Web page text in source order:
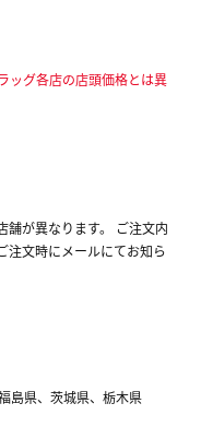
ッグ各店の店頭価格とは異
舗が異なります。 ご注文内
注文時にメールにてお知ら
島県、茨城県、栃木県